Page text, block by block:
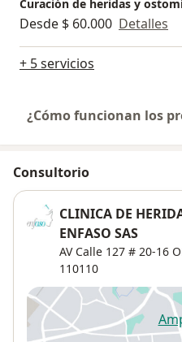
Curación de heridas y
Desde $ 60.000 Detalles
+ 5 servicios
¿Cómo funcionan los
Consultorio
CLINICA DE
ENFASO SAS
AV Calle 127 # 20-16
110110